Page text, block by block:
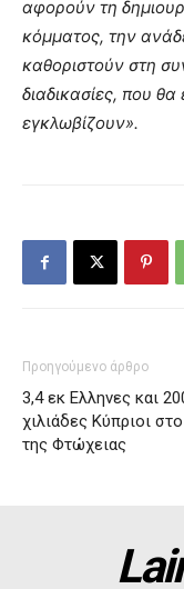
αφορούν τη
κόμματος, την
καθοριστούν στη
διαδικασίες, που
εγκλωβίζουν».
Προηγούμενο άρθρο
3,4 εκ Ελληνες και
χιλιάδες Κύπριοι
της Φτώχειας